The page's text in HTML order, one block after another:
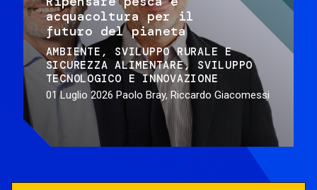
acquacoltura per il
futuro del pianeta
AMBIENTE
SVILUPPO RURALE E
SICUREZZA ALIMENTARE
SVILUPPO
TECNOLOGICO E INNOVAZIONE
01 Luglio 2026 Paolo Bray, Riccardo Giacomessi